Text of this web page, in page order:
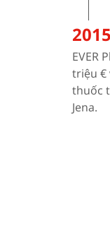
EVER
triệu €
thuốc
Jena.